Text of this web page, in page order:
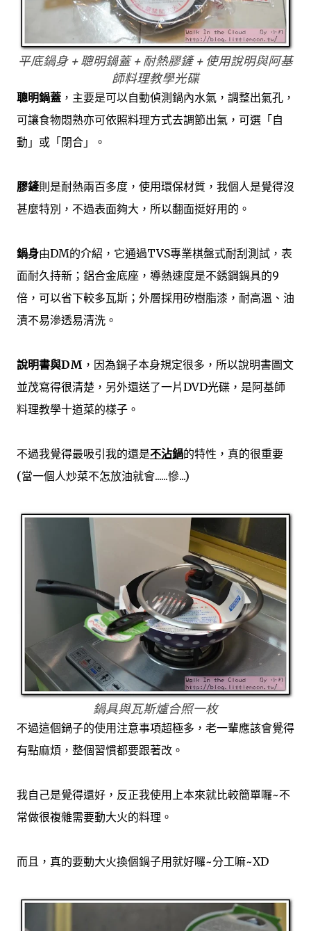
平底鍋身 + 聰明鍋蓋 + 耐熱膠鏟 + 使用說明與阿基
師料理教學光碟
聰明鍋蓋 ，主要是可以自動偵測鍋內水氣，調整出氣孔，
可讓食物悶熟亦可依照料理方式去調節出氣，可選「自
動」或「閉合」。
膠鏟則是耐熱兩百多度，使用環保材質，我個人是覺得沒
甚麼特別，不過表面夠大，所以翻面挺好用的。
鍋身由DM的介紹，它通過TVS專業棋盤式耐刮測試，表
面耐久持新；鋁合金底座，導熱速度是不銹鋼鍋具的9
倍，可以省下較多瓦斯；外層採用矽樹脂漆，耐高溫、油
漬不易滲透易清洗。
說明書與DM ，因為鍋子本身規定很多，所以說明書圖文
並茂寫得很清楚，另外還送了一片DVD光碟，是阿基師
料理教學十道菜的樣子。
不過我覺得最吸引我的還是不沾鍋的特性，真的很重要
(當一個人炒菜不怎放油就會......慘...)
鍋具與瓦斯爐合照一枚
不過這個鍋子的使用注意事項超極多，老一輩應該會覺得
有點麻煩，整個習慣都要跟著改。
我自己是覺得還好，反正我使用上本來就比較簡單囉~不
常做很複雜需要動大火的料理。
而且，真的要動大火換個鍋子用就好囉~分工嘛~XD